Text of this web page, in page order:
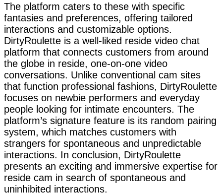
The platform caters to these with specific
fantasies and preferences, offering tailored
interactions and customizable options.
DirtyRoulette is a well-liked reside video chat
platform that connects customers from around
the globe in reside, one-on-one video
conversations. Unlike conventional cam sites
that function professional fashions, DirtyRoulette
focuses on newbie performers and everyday
people looking for intimate encounters. The
platform’s signature feature is its random pairing
system, which matches customers with
strangers for spontaneous and unpredictable
interactions. In conclusion, DirtyRoulette
presents an exciting and immersive expertise for
reside cam in search of spontaneous and
uninhibited interactions.